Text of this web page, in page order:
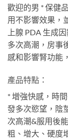
歡迎的男 * 保健
用不影響效果，
上腺 PDA 生成
多次高潮，房事
感和影響腎功能
產品特點：
* 增強快感，時
發多次慾望，陰
次高潮&服用後
粗、增大、硬度